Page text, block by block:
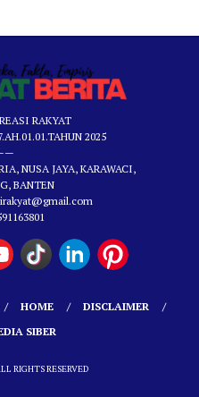
RAKYAT
2025
NUSA JAYA, KARAWACI,
BANTEN
HOME
DISCLAIMER
SIBER
RIGHTS RESERVED